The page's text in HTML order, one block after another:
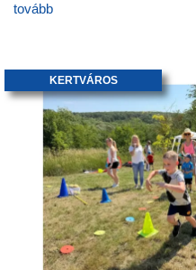
tovább
KERTVÁROS